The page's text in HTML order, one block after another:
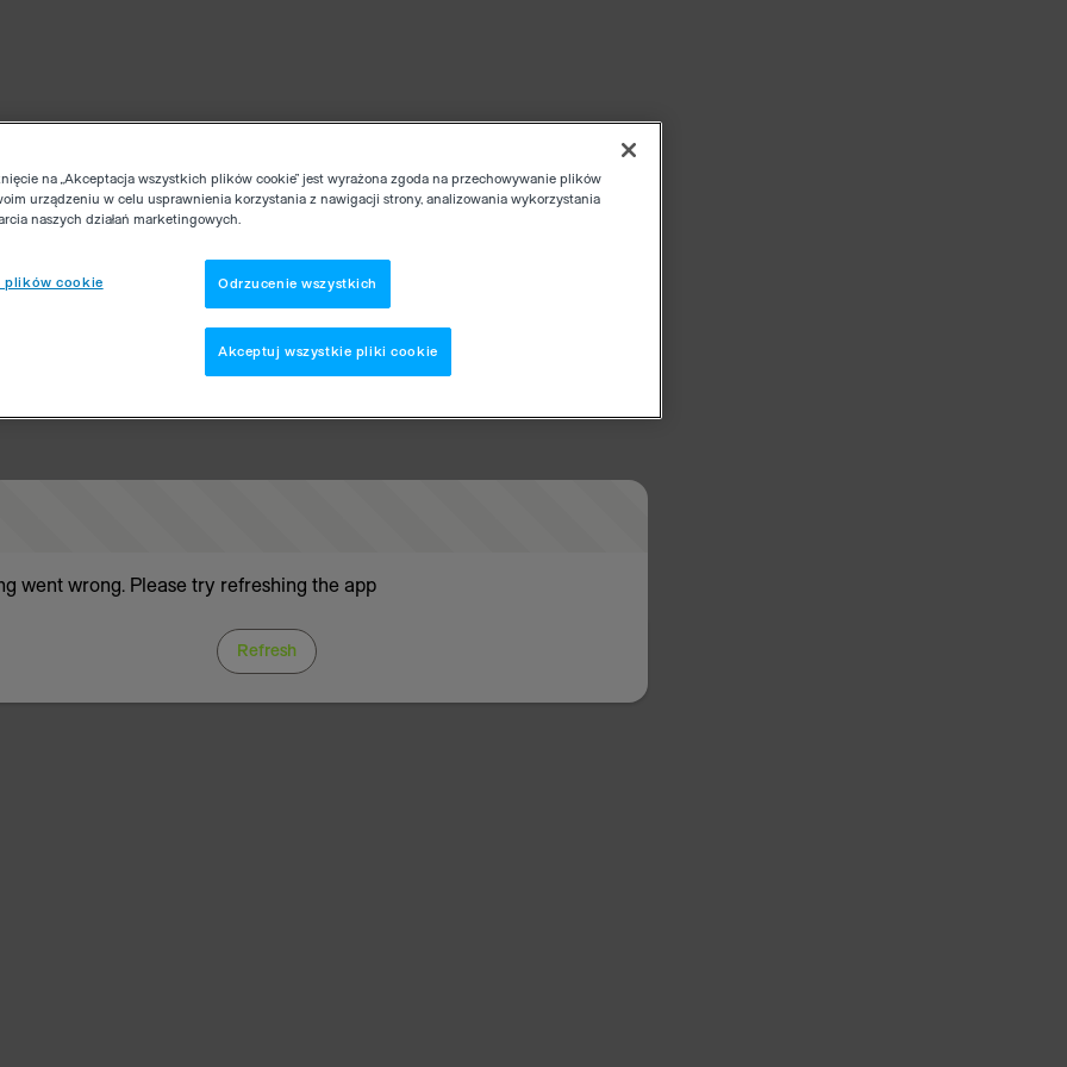
went wrong. Please try refreshing the app
Refresh
na „Akceptacja wszystkich plików cookie” jest wyrażona zgoda na przechowywanie plików
urządzeniu w celu usprawnienia korzystania z nawigacji strony, analizowania wykorzystania
naszych działań marketingowych.
plików cookie Odrzucenie wszystkich
Akceptuj wszystkie pliki cookie